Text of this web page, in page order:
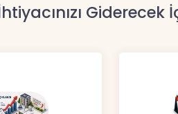
Giderecek